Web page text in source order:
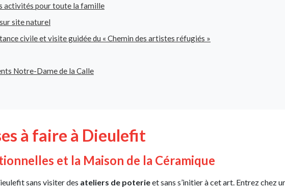
activités pour toute la famille
site naturel
civile et visite guidée du « Chemin des artistes réfugiés »
Notre-Dame de la Calle
à faire à Dieulefit
et la Maison de la Céramique
sans visiter des ateliers de poterieet sans s’initier à cet art. Entrez chez